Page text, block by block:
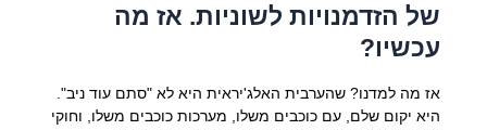
של הזדמנויות לשוניות. אז מה
עכשיו?
אז מה למדנו? שהערבית האלג'יראית היא לא "סתם עוד ניב".
היא יקום שלם, עם כוכבים משלו, מערכות כוכבים משלו, וחוקי